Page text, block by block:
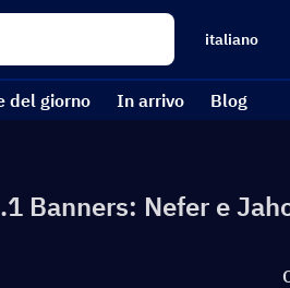
italiano
del giorno In arrivo Blog
Banners: Nefer e